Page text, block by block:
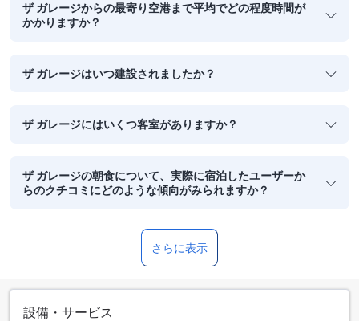
ザ ガレージからの最寄り空港まで平均でどの程度時間が
かかりますか？
ザ ガレージはいつ建設されましたか？
ザ ガレージにはいくつ客室がありますか？
ザ ガレージの朝食について、実際に宿泊したユーザーか
らのクチコミにどのような傾向がみられますか？
さらに表示
設備・サービス